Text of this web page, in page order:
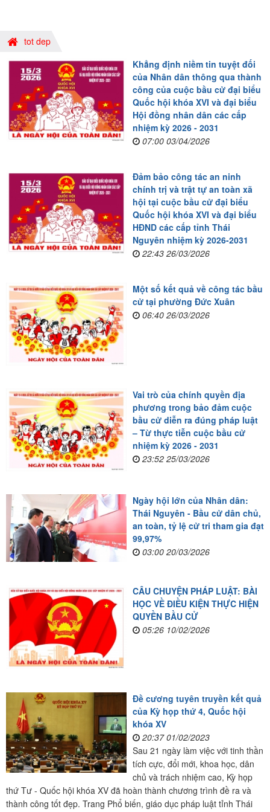
tot dep
Khẳng định niềm tin tuyệt đối
của Nhân dân thông qua thành
công của cuộc bầu cử đại biểu
Quốc hội khóa XVI và đại biểu
Hội đồng nhân dân các cấp
nhiệm kỳ 2026 - 2031
07:00 03/04/2026
Đảm bảo công tác an ninh
chính trị và trật tự an toàn xã
hội tại cuộc bầu cử đại biểu
Quốc hội khóa XVI và đại biểu
HĐND các cấp tỉnh Thái
Nguyên nhiệm kỳ 2026-2031
22:43 26/03/2026
Một số kết quả về công tác bầu
cử tại phường Đức Xuân
06:40 26/03/2026
Vai trò của chính quyền địa
phương trong bảo đảm cuộc
bầu cử diễn ra đúng pháp luật
– Từ thực tiễn cuộc bầu cử
nhiệm kỳ 2026 - 2031
23:52 25/03/2026
Ngày hội lớn của Nhân dân:
Thái Nguyên - Bầu cử dân chủ,
an toàn, tỷ lệ cử tri tham gia đạt
99,97%
03:00 20/03/2026
CÂU CHUYỆN PHÁP LUẬT: BÀI
HỌC VỀ ĐIỀU KIỆN THỰC HIỆN
QUYỀN BẦU CỬ
05:26 10/02/2026
Đề cương tuyên truyền kết quả
của Kỳ họp thứ 4, Quốc hội
khóa XV
20:37 01/02/2023
Sau 21 ngày làm việc với tinh thần
tích cực, đổi mới, khoa học, dân
chủ và trách nhiệm cao, Kỳ họp
thứ Tư - Quốc hội khóa XV đã hoàn thành chương trình đề ra và
thành công tốt đẹp. Trang Phổ biến, giáo dục pháp luật tỉnh Thái